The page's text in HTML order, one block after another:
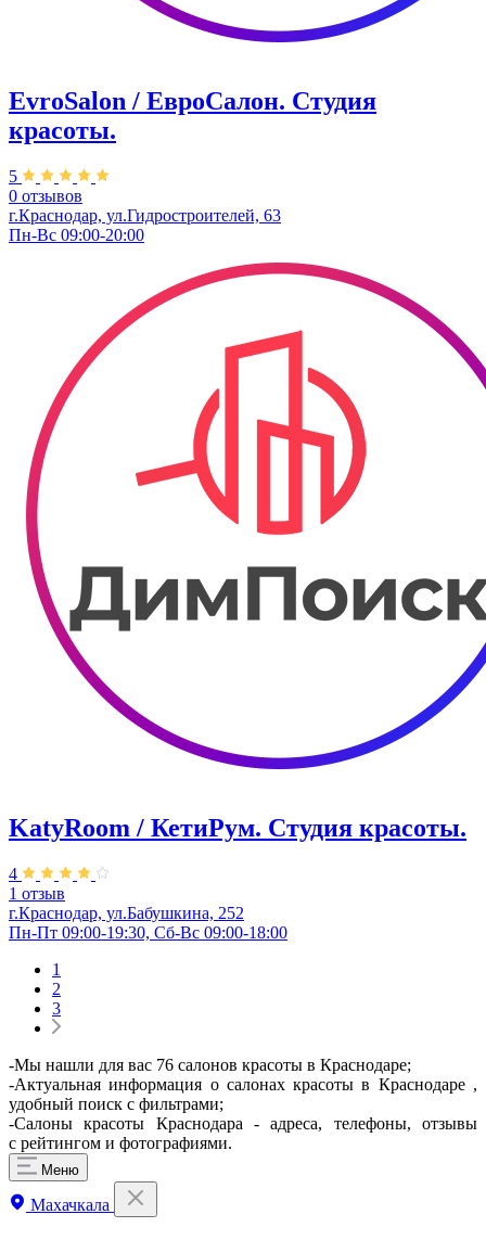
EvroSalon / ЕвроСалон. Студия
красоты.
5
0 отзывов
г.Краснодар, ул.Гидростроителей, 63
Пн-Вс 09:00-20:00
KatyRoom / КетиРум. Студия красоты.
4
1 отзыв
г.Краснодар, ул.Бабушкина, 252
Пн-Пт 09:00-19:30, Сб-Вс 09:00-18:00
1
2
3
-Мы нашли для вас 76 салонов красоты в Краснодаре;
-Актуальная информация о салонах красоты в Краснодаре ,
удобный поиск с фильтрами;
-Салоны красоты Краснодара - адреса, телефоны, отзывы
с рейтингом и фотографиями.
Меню
Махачкала